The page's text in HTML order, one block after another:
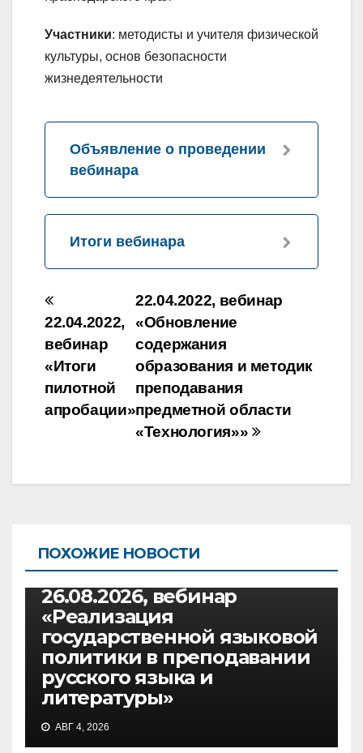
Участники: методисты и учителя физической
культуры, основ безопасности
жизнедеятельности
Объявление о проведении
вебинара
Итоги вебинара
Навигация
по
записям
22.04.2022, вебинар
«Обновление
содержания
образования и методик
преподавания
предметной области
«Технология»»
22.04.2022,
вебинар
«Итоги
пилотной
апробации»
ПОХОЖИЕ НОВОСТИ
26.08.2026, вебинар
«Реализация
государственной языковой
политики в преподавании
русского языка и
литературы»
АВГ 4, 2026
30.07.2026, вебинар